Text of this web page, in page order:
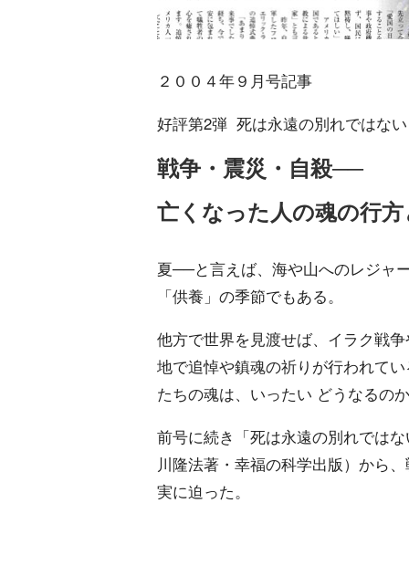
２００４年９月号記事
好評第2弾 死は永遠の別れではない
戦争・震災・自殺──
亡くなった人の魂の行
夏──と言えば、海や山へのレジャ
「供養」の季節でもある。
他方で世界を見渡せば、イラク戦
地で追悼や鎮魂の祈りが行われて
たちの魂は、いったい どうなるの
前号に続き「死は永遠の別れでは
川隆法著・幸福の科学出版）から
実に迫った。